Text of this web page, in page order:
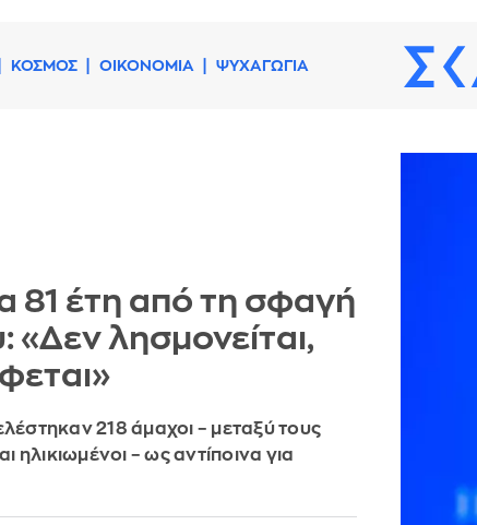
ΚΟΣΜΟΣ ΟΙΚΟΝΟΜΙΑ ΨΥΧΑΓΩΓΙΑ
81 έτη από τη σφαγή
«Δεν λησμονείται,
218 άμαχοι – μεταξύ τους
ηλικιωμένοι – ως αντίποινα για